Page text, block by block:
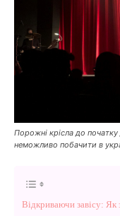
Порожні крісла до
неможливо побачити в
Відкриваючи завісу: Як